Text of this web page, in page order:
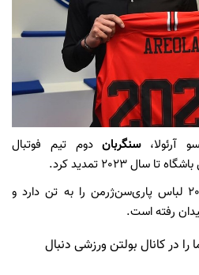
آرئولا،سنگرباندوم تیم فوتبال
سال 2023 تمدید کرد.
25 ساله از سال 2006 لباس پاری‌سن‌ژرمن را به تن دارد و
در کانال بولتن ورزشی دنبال